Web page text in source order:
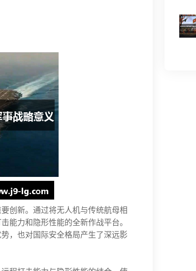
创新。通过将无人机与传统航母相
能力和隐形性能的全新作战平台。
，也对国际安全格局产生了深远影